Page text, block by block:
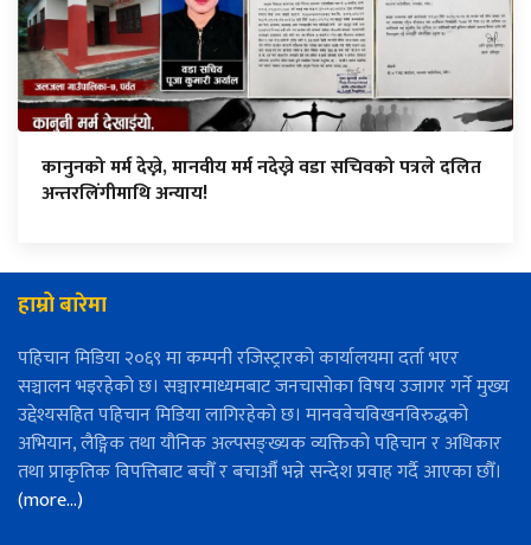
कानुनको मर्म देख्ने, मानवीय मर्म नदेख्ने वडा सचिवको पत्रले दलित
अन्तरलिंगीमाथि अन्याय!
हाम्रो बारेमा
पहिचान मिडिया २०६९ मा कम्पनी रजिस्ट्रारको कार्यालयमा दर्ता भएर
सञ्चालन भइरहेको छ। सञ्चारमाध्यमबाट जनचासोका विषय उजागर गर्ने मुख्य
उद्देश्यसहित पहिचान मिडिया लागिरहेको छ। मानववेचविखनविरुद्धको
अभियान, लैङ्गिक तथा यौनिक अल्पसङ्ख्यक व्यक्तिको पहिचान र अधिकार
तथा प्राकृतिक विपत्तिबाट बचौँ र बचाऔँ भन्ने सन्देश प्रवाह गर्दै आएका छौँ।
(more…)